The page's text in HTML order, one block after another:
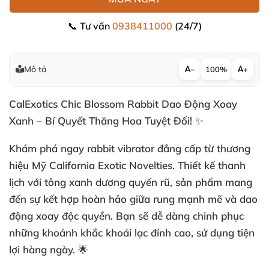
📞 Tư vấn 0938411000 (24/7)
Mô tả − 100% +
CalExotics Chic Blossom Rabbit Dao Động Xoay
Xanh – Bí Quyết Thăng Hoa Tuyệt Đối! ✨
Khám phá ngay rabbit vibratorđẳng cấp từ thương
hiệu Mỹ California Exotic Novelties. Thiết kế thanh
lịch với tông xanh dương quyến rũ, sản phẩm mang
đến sự kết hợp hoàn hảo giữa rung mạnh mẽ và dao
động xoay độc quyền. Bạn sẽ dễ dàng chinh phục
những khoảnh khắc khoái lạc đỉnh cao, sử dụng tiện
lợi hàng ngày. 🌟